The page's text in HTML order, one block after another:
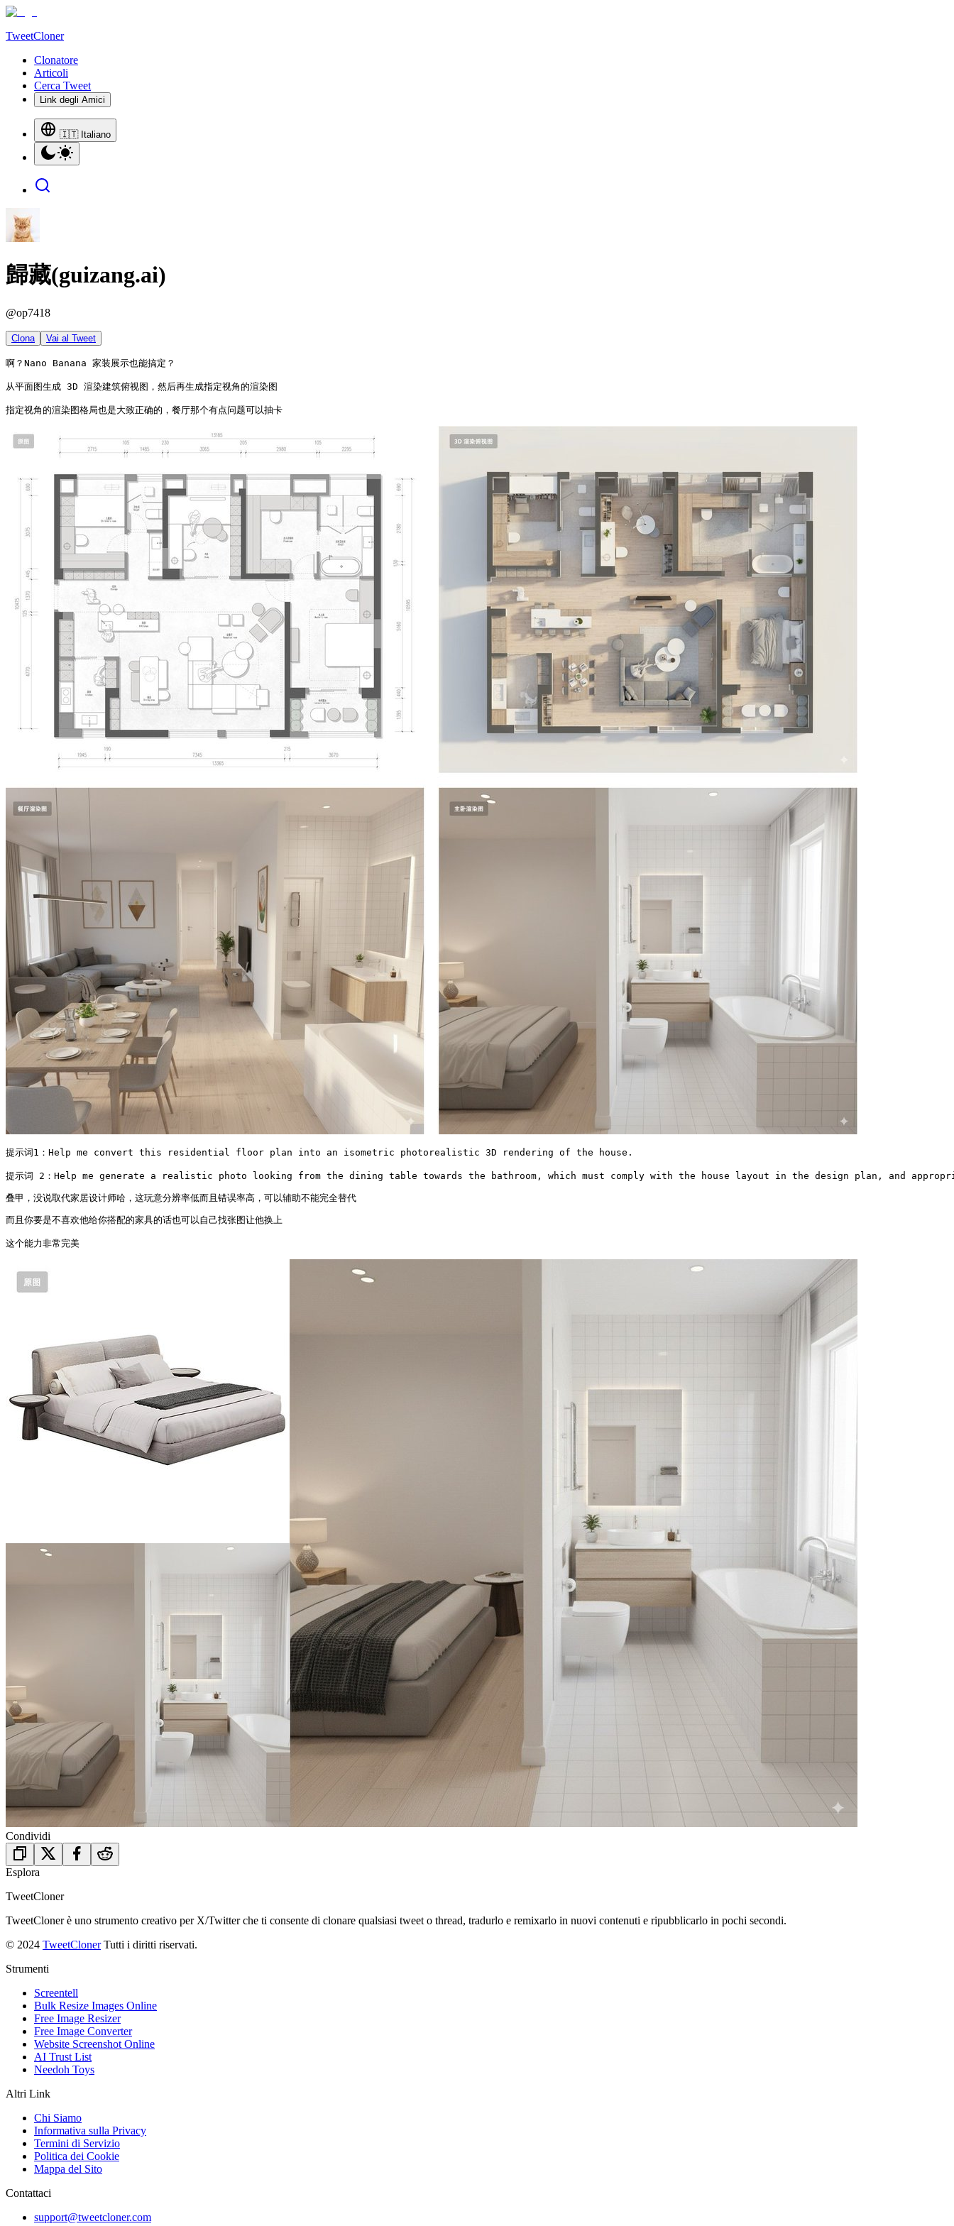
TweetCloner
Clonatore
Articoli
Cerca Tweet
Link degli Amici
🇮🇹 Italiano
歸藏(guizang.ai)
@op7418
Clona Vai al Tweet
啊？Nano Banana 家装展示也能搞定？
从平面图生成 3D 渲染建筑俯视图，然后再生成指定视角的渲染图
指定视角的渲染图格局也是大致正确的，餐厅那个有点问题可以抽卡
提示词1：Help me convert this residential floor plan into an isometric photorealistic 3D rendering of the house.
提示词 2：Help me generate a realistic photo looking from the dining table towards the bathroom, which must comply with the house layout in the design plan, and
叠甲，没说取代家居设计师哈，这玩意分辨率低而且错误率高，可以辅助不能完全替代
而且你要是不喜欢他给你搭配的家具的话也可以自己找张图让他换上
这个能力非常完美
Condividi
Esplora
TweetCloner
TweetCloner è uno strumento creativo per X/Twitter che ti consente di clonare qualsiasi tweet o thread, tradurlo e remixarlo in nuovi contenuti e ripubblicarlo in pochi secondi.
© 2024 TweetCloner Tutti i diritti riservati.
Strumenti
Screentell
Bulk Resize Images Online
Free Image Resizer
Free Image Converter
Website Screenshot Online
AI Trust List
Needoh Toys
Altri Link
Chi Siamo
Informativa sulla Privacy
Termini di Servizio
Politica dei Cookie
Mappa del Sito
Contattaci
support@tweetcloner.com